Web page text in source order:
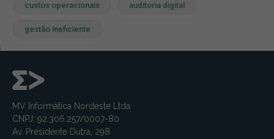
custos operacionais auditoria digital
gestão ineficiente
;
MV Informática Nordeste Ltda
CNPJ: 92.306.257/0007-80
Av. Presidente Dutra, 298